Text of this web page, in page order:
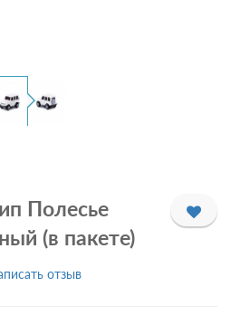
Полесье
(в пакете)
отзыв